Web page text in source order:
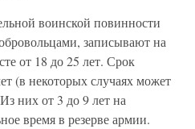
воинской повинности
записывают на
от 18 до 25 лет. Срок
(в некоторых случаях может
них от 3 до 9 лет на
время в резерве армии.